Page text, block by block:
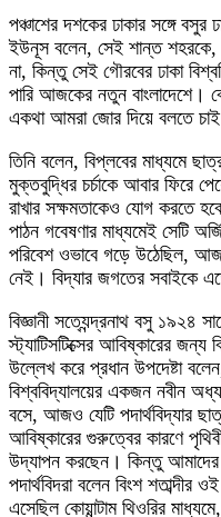
পঞ্চাশের দশকের ঢাকার সঙ্গে বসুর
ইউনূস বলেন, সেই শান্ত
না, কিন্তু সেই গৌরবের ঢাকা
পারি আজকের নতুন বাংলাদেশে।
একথা আমরা জোর দিয়ে বলতে
তিনি বলেন, বিপ্লবের মাধ্যমে
মুক্তবুদ্ধির চর্চাকে আবার ফিরে
রাখার সক্ষমতাকেও যোগ করতে
পাঠন গবেষণার মাধ্যমেই সেটি
পরিবেশ ওভাবে গড়ে উঠেছিল,
নেই। বিদ্যার জগতের সবাইকে
বিজ্ঞানী সত্যেন্দ্রনাথ বসু ১৯২৪
স্ট্যাটিসটিক্সের আবিষ্কারের জন্য
উল্লেখ করে প্রধান উপদেষ্টা
বিশ্ববিদ্যালয়ের একজন নবীন
বসে, আজও যেটি পদার্থবিদ্যার
আবিষ্কারের গুরুত্বের কারণে
উদ্‌যাপন করছেন। কিন্তু
পদার্থবিদরা বলেন বিংশ শতাব্দীর
এসেছিল কোয়ান্টাম থিওরির